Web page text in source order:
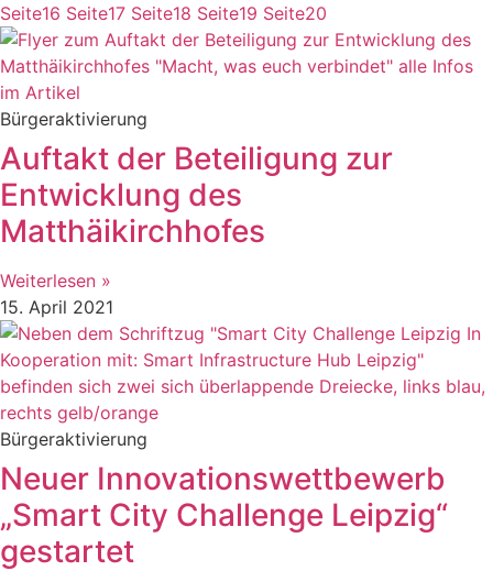
Seite16 Seite17 Seite18 Seite19 Seite20
Bürgeraktivierung
Auftakt der Beteiligung zur
Entwicklung des
Matthäikirchhofes
Weiterlesen »
15. April 2021
Bürgeraktivierung
Neuer Innovationswettbewerb
„Smart City Challenge Leipzig“
gestartet